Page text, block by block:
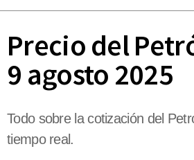
Precio del
9 agosto 2025
Todo sobre la cotización del
tiempo real.